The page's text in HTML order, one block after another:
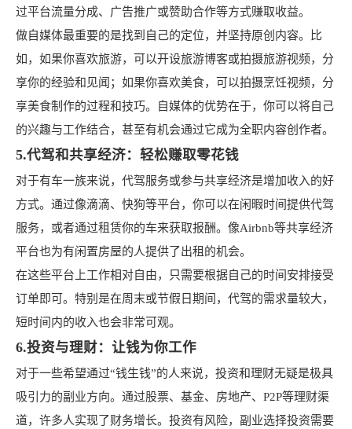
过平台流量分成、广告推广或赞助合作等方式赚取收益。
做自媒体最重要的是找到自己的定位，并坚持原创内容。比
如，如果你喜欢旅游，可以开设旅游博客或拍摄旅游视频，分
享你的经验和见闻；如果你喜欢美食，可以拍摄烹饪视频，分
享美食制作的过程和技巧。自媒体的优势在于，你可以将自己
的兴趣与工作结合，甚至有机会通过它成为全职内容创作者。
5.代驾和共享经济：轻松赚取零花钱
对于有车一族来说，代驾服务或参与共享经济是增加收入的好
方式。通过像滴滴、快狗等平台，你可以在闲暇时间提供代驾
服务，或者通过租赁你的车来获取报酬。像Airbnb等共享经济
平台也为有闲置房屋的人提供了出租的机会。
在这些平台上工作相对自由，只需要根据自己的时间安排接受
订单即可。特别是在周末或节假日期间，代驾的需求量较大，
短时间内的收入也会非常可观。
6.投资与理财：让钱为你工作
对于一些希望通过“钱生钱”的人来说，投资和理财无疑是极具
吸引力的副业方向。通过股票、基金、房地产、P2P等理财渠
道，许多人实现了财务增长。投资有风险，副业选择投资需要